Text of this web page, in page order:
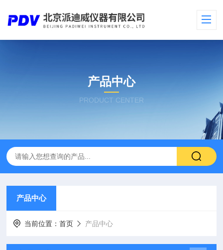
产品中心
PRODUCT CENTER
产品中心
当前位置：首页 产品中心